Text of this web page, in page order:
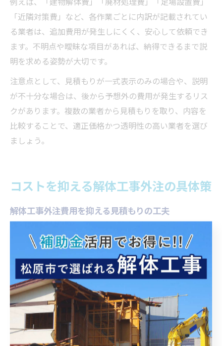
「近隣対策費」など、各作業ごとに内訳が記載されてい
る業者は、追加費用が発生しにくく、安心して依頼でき
ます。不明点や曖昧な項目があれば、納得できるまで説
明を求める姿勢が大切です。
注意点として、見積もりが一式表示のみの場合や、説明
が不十分な場合は、後から予想外の費用が発生するリス
クがあります。複数の業者から見積もりを取り、内容を
比較することで、適正価格かつ透明性の高い業者を選び
ましょう。
コストを抑える解体工事外注の具体策
解体工事外注費用を抑える見積もりの工夫
段階での工夫が欠かせません。複数の解体業者から見積
もりを取得し、それぞれの工事内容や内訳を比較するこ
とが第一歩です。見積もりの明細が細かく記載されてい
るか、不要な追加項目が含まれていないかをしっかり確
認しましょう。
大阪府富田林市では、地域ごとに廃棄物処理や騒音規制
などの条例が異なるため、業者がこれらを適切に反映し